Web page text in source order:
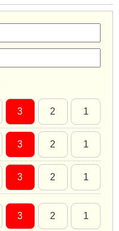
3 2 1
3 2 1
3 2 1
3 2 1